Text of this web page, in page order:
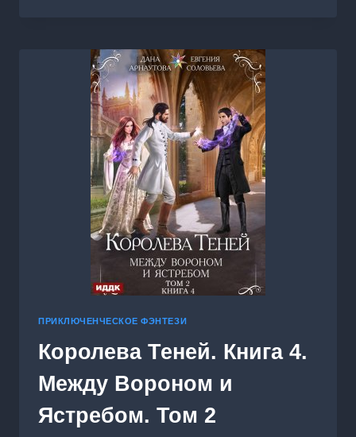
ПРИКЛЮЧЕНЧЕСКОЕ ФЭНТЕЗИ
Королева Теней. Книга 4.
Между Вороном и
Ястребом. Том 2